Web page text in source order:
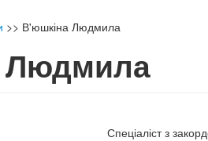
>> В'юшкіна Людмила
Людмила
Спеціаліст з